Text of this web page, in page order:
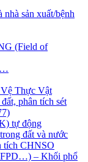
sản xuất/bệnh
(Field of
Thực Vật
phân tích sét
tự động
đất và nước
tích CHNSO
– Khối phổ